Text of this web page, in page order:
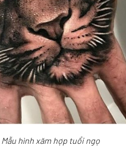
Mẫu hình xăm hợp tuổi ngọ